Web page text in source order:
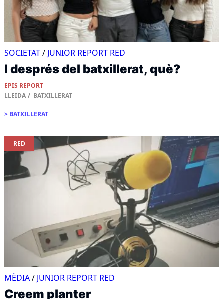
SOCIETAT/ JUNIOR REPORT RED
I després del batxillerat, què?
EPIS REPORT
LLEIDA
BATXILLERAT
BATXILLERAT
RED
MÈDIA/ JUNIOR REPORT RED
Creem planter